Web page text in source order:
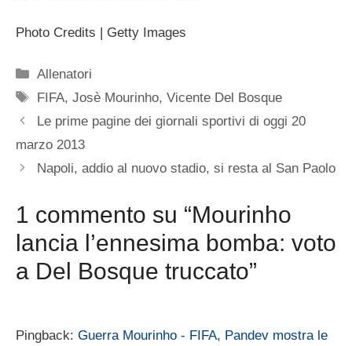
Photo Credits | Getty Images
Categorie
Allenatori
Tag
FIFA,Josè Mourinho,Vicente Del Bosque
Le prime pagine dei giornali sportivi di oggi 20
marzo 2013
Napoli, addio al nuovo stadio, si resta al San Paolo
1 commento su “Mourinho
lancia l’ennesima bomba: voto
a Del Bosque truccato”
Pingback: Guerra Mourinho - FIFA, Pandev mostra le